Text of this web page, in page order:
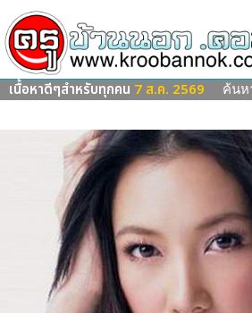
เนื้อหาดีๆสำหรับทุกคน 7 ส.ค. 2569 ค้นห